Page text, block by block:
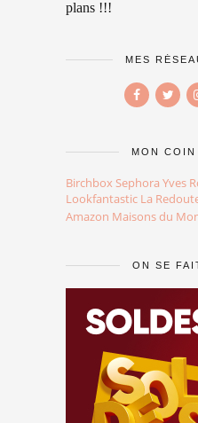
plans !!!
MES
MON
Birchbox Sephora Yves
Lookfantastic La
Amazon Maisons du
ON SE